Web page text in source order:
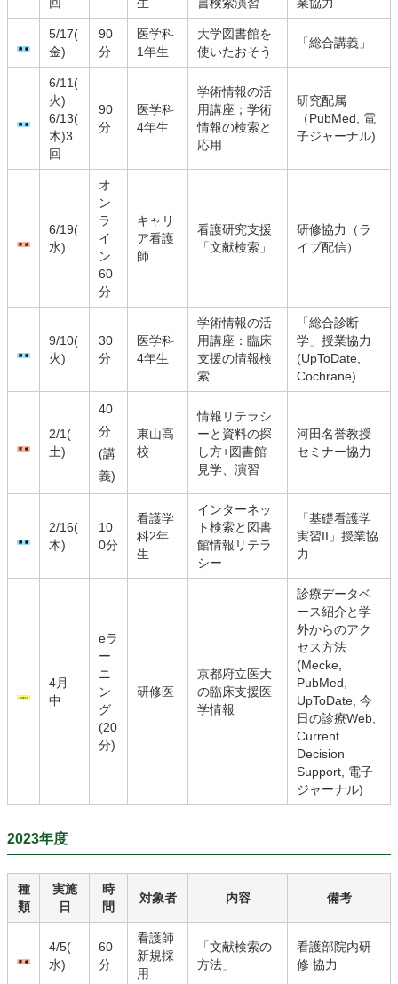
5/17(
金)
90
分
医学科
1年生
大学図書館を
使いたおそう
「総合講義」
6/11(
火)
6/13(
木)3
回
90
分
医学科
4年生
学術情報の活
用講座；学術
情報の検索と
応用
研究配属
（PubMed, 電
子ジャーナル)
6/19(
水)
オ
ン
ラ
イ
ン
60
分
キャリ
ア看護
師
看護研究支援
「文献検索」
研修協力（ラ
イブ配信）
9/10(
火)
30
分
医学科
4年生
学術情報の活
用講座：臨床
支援の情報検
索
「総合診断
学」授業協力
(UpToDate,
Cochrane)
2/1(
土)
40
分
(講
義)
東山高
校
情報リテラシ
ーと資料の探
し方+図書館
見学、演習
河田名誉教授
セミナー協力
2/16(
木)
10
0分
看護学
科2年
生
インターネッ
ト検索と図書
館情報リテラ
シー
「基礎看護学
実習II」授業協
力
4月
中
eラ
ー
ニ
ン
グ
(20
分)
研修医
京都府立医大
の臨床支援医
学情報
診療データベ
ース紹介と学
外からのアク
セス方法
(Mecke,
PubMed,
UpToDate, 今
日の診療Web,
Current
Decision
Support, 電子
ジャーナル)
2023年度
種
類
実施
日
時
間
対象者 内容 備考
4/5(
水)
60
分
看護師
新規採
用
「文献検索の
方法」
看護部院内研
修 協力